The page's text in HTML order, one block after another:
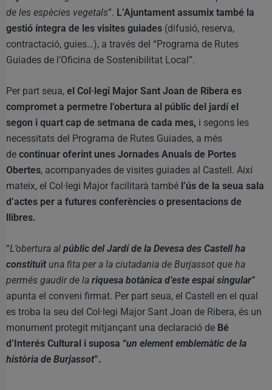
de les espècies vegetals”. L’Ajuntament assumix també la
gestió íntegra de les visites guiades (difusió, reserva,
contractació, guies…), a través del “Programa de Rutes
Guiades de l’Oficina de Sostenibilitat Local”.
Per part seua, el Col·legi Major Sant Joan de Ribera es
compromet a permetre l’obertura al públic del jardí el
segon i quart cap de setmana de cada mes, i segons les
necessitats del Programa de Rutes Guiades, a més
de continuar oferint unes Jornades Anuals de Portes
Obertes, acompanyades de visites guiades al Castell. Així
mateix, el Col·legi Major facilitarà també l’ús de la seua sala
d’actes per a futures conferències o presentacions de
llibres.
“L’obertura al públic del Jardí de la Devesa des Castell ha
constituït una fita per a la ciutadania de Burjassot que ha
permés gaudir de la riquesa botànica d’este espai singular”
apunta el conveni firmat. Per part seua, el Castell en el qual
es troba la seu del Col·legi Major Sant Joan de Ribera, és un
monument protegit mitjançant una declaració de Bé
d’Interés Cultural i suposa “un element emblemàtic de la
història de Burjassot”.